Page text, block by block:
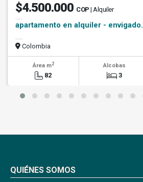
$4.500.000 COP | Alquiler
apartamento en alquiler - envigado.
Colombia
Área m2
82
Alcobas
3
QUIÉNES SOMOS